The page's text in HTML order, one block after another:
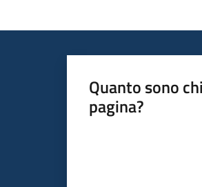
Quanto sono
pagina?